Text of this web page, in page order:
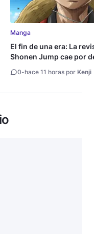
Manga
El fin de una era: La
Shonen Jump cae por
0-hace 11 horas por Kenji